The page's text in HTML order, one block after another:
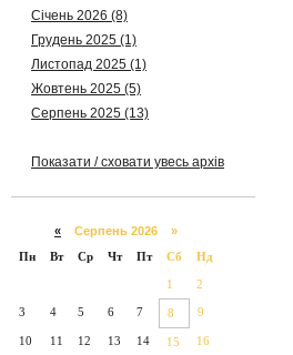
Січень 2026 (8)
Грудень 2025 (1)
Листопад 2025 (1)
Жовтень 2025 (5)
Серпень 2025 (13)
Показати / сховати увесь архів
« Серпень 2026 »
Пн
Вт Ср Чт Пт Сб Нд
1 2
3 4 5 6 7 8 9
10 11 12 13 14 15 16